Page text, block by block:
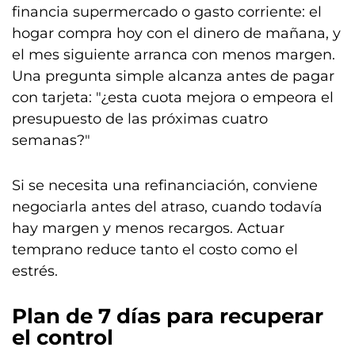
financia supermercado o gasto corriente: el
hogar compra hoy con el dinero de mañana, y
el mes siguiente arranca con menos margen.
Una pregunta simple alcanza antes de pagar
con tarjeta: "¿esta cuota mejora o empeora el
presupuesto de las próximas cuatro
semanas?"
Si se necesita una refinanciación, conviene
negociarla antes del atraso, cuando todavía
hay margen y menos recargos. Actuar
temprano reduce tanto el costo como el
estrés.
Plan de 7 días para recuperar
el control